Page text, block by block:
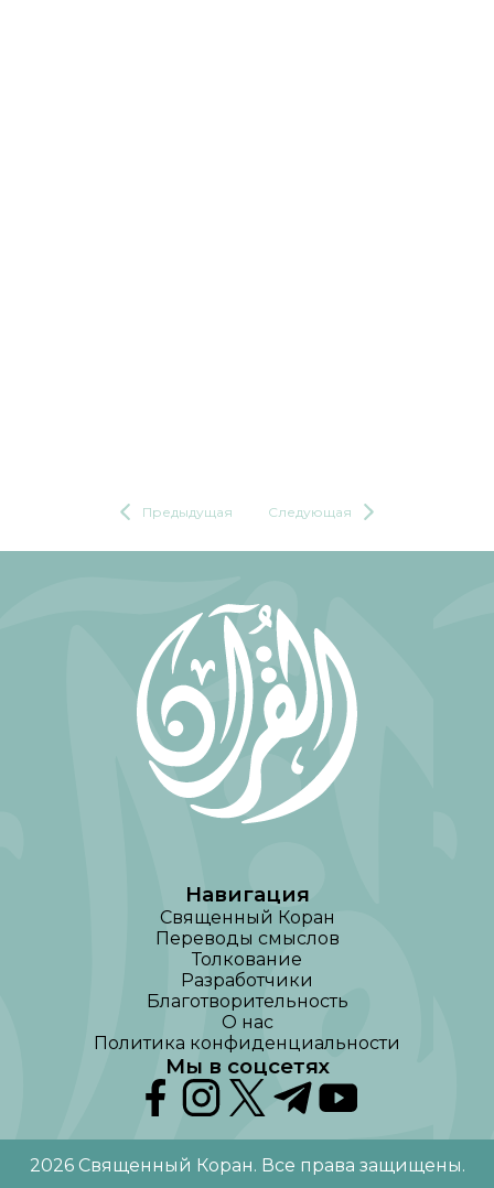
Предыдущая Следующая
Навигация
Священный Коран
Переводы смыслов
Толкование
Разработчики
Благотворительность
О нас
Политика конфиденциальности
Мы в соцсетях
2026 Священный Коран. Все права защищены.